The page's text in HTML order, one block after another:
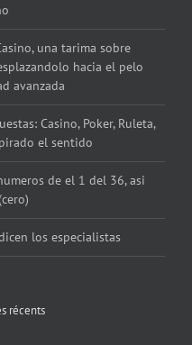
una tarima sobre
hacia el pelo
avanzada
Casino, Poker, Ruleta,
el sentido
de el 1 del 36, asi
los especialistas
récents